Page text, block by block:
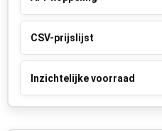
CSV-prijslijst
Inzichtelijke voorraad